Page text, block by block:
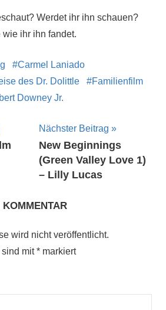
Werdet ihr ihn schauen?
ihr ihn fandet.
Carmel Laniado
des Dr. Dolittle
Familienfilm
Downey Jr.
Nächster Beitrag
New Beginnings
(Green Valley Love 1)
– Lilly Lucas
wird nicht veröffentlicht.
sind mit* markiert